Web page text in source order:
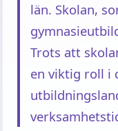
län. Skolan,
Trots att
en viktig roll i